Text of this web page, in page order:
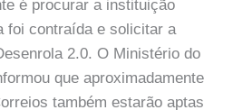
é procurar a instituição
foi contraída e solicitar a
2.0. O Ministério do
que aproximadamente
também estarão aptas